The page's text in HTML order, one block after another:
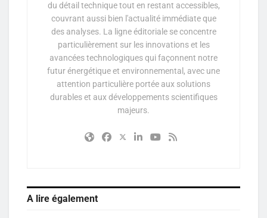
du détail technique tout en restant accessibles,
couvrant aussi bien l'actualité immédiate que
des analyses. La ligne éditoriale se concentre
particulièrement sur les innovations et les
avancées technologiques qui façonnent notre
futur énergétique et environnemental, avec une
attention particulière portée aux solutions
durables et aux développements scientifiques
majeurs.
A lire également